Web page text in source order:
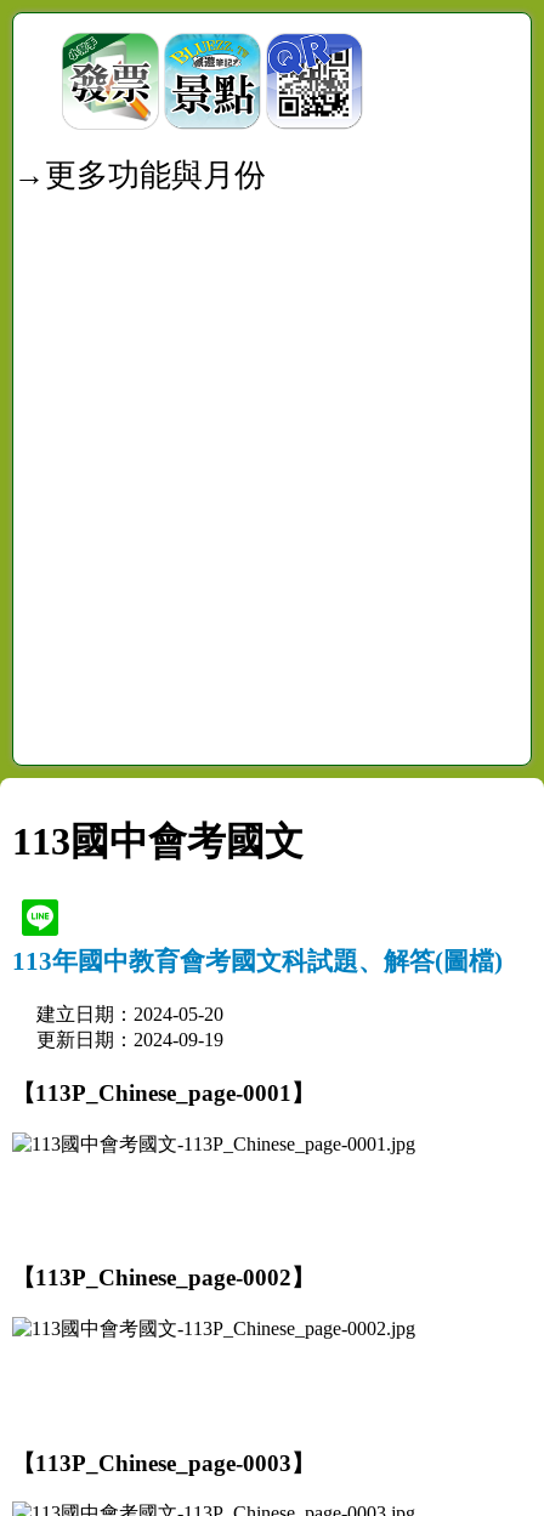
→更多功能與月份
113國中會考國文
113年國中教育會考國文科試題、解答(圖檔)
建立日期：2024-05-20
更新日期：2024-09-19
【113P_Chinese_page-0001】
【113P_Chinese_page-0002】
【113P_Chinese_page-0003】